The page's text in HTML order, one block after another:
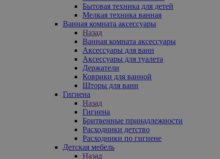
Бытовая техника для детей
Мелкая техника ванная
Ванная комната аксессуары
Назад
Ванная комната аксессуары
Аксессуары для ванн
Аксессуары для туалета
Держатели
Коврики для ванной
Шторы для ванн
Гигиена
Назад
Гигиена
Бритвенные принадлежности
Расходники детство
Расходники по гигиене
Детская мебель
Назад